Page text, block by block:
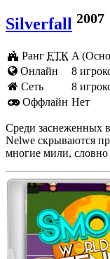
Silverfall 2007
Ранг ЕТК A
Онлайн
8
Cеть
8
Оффлайн Нет
Среди заснеженных
Nelwe скрываются
многие мили, словно